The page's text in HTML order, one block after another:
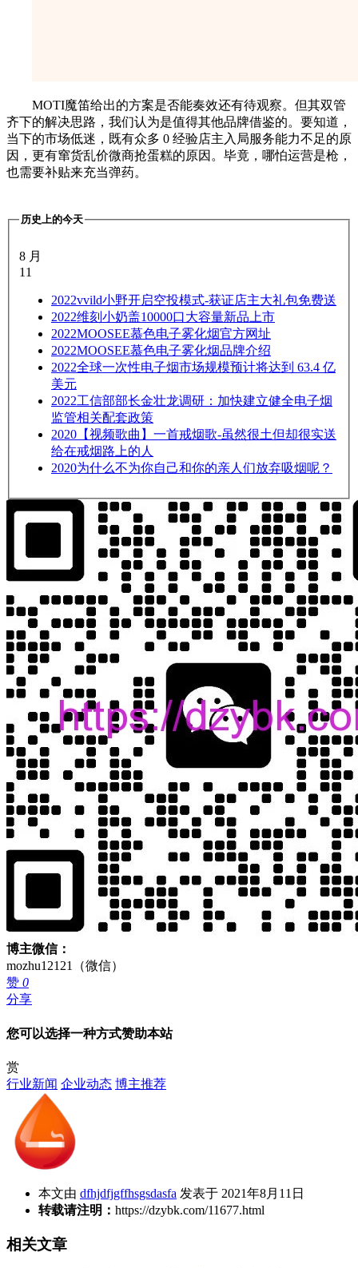
MOTI魔笛给出的方案是否能奏效还有待观察。但其双管
齐下的解决思路，我们认为是值得其他品牌借鉴的。要知道，
当下的市场低迷，既有众多 0 经验店主入局服务能力不足的原
因，更有窜货乱价微商抢蛋糕的原因。毕竟，哪怕运营是枪，
也需要补贴来充当弹药。
历史上的今天
8 月
11
2022vvild小野开启空投模式-获证店主大礼包免费送
2022维刻小奶盖10000口大容量新品上市
2022MOOSEE慕色电子雾化烟官方网址
2022MOOSEE慕色电子雾化烟品牌介绍
2022全球一次性电子烟市场规模预计将达到 63.4 亿
美元
2022工信部部长金壮龙调研：加快建立健全电子烟
监管相关配套政策
2020 【视频歌曲】一首戒烟歌-虽然很土但却很实送
给在戒烟路上的人
2020为什么不为你自己和你的亲人们放弃吸烟呢？
博主微信：
mozhu12121（微信）
赞 0
分享
您可以选择一种方式赞助本站
赏
行业新闻 企业动态 博主推荐
本文由 dfhjdfjgffhsgsdasfa 发表于 2021年8月11日
转载请注明： https://dzybk.com/11677.html
相关文章